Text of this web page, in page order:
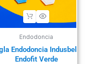
Endodoncia
Endodoncia Indusbello
Endofit Verde